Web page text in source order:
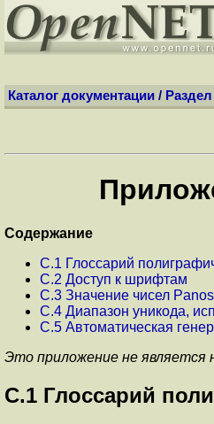
Каталог документации /
Содержание
C.1 Глоссарий
C.2 Доступ к шрифтам
C.3 Значение чисел
C.4 Диапазон уникода,
C.5 Автоматическая
Это приложение не
C.1 Глоссарий